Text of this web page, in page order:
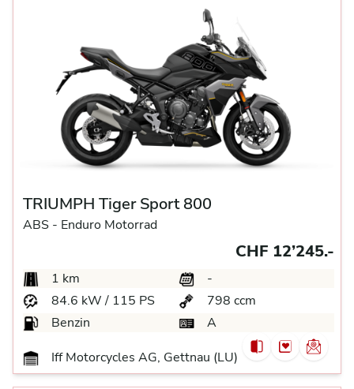
TRIUMPH Tiger Sport 800
ABS - Enduro Motorrad
CHF 12’245.-
1 km
-
84.6 kW / 115 PS
798 ccm
Benzin
A
Iff Motorcycles AG, Gettnau (LU)